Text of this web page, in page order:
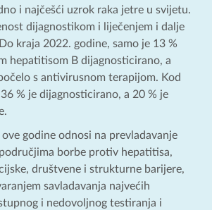
i najčešći uzrok raka jetre u svijetu.
dijagnostikom i liječenjem i dalje
kraja 2022. godine, samo je 13 %
hepatitisom B dijagnosticirano, a
s antivirusnom terapijom. Kod
% je dijagnosticirano, a 20 % je
ove godine odnosi na prevladavanje
borbe protiv hepatitisa,
društvene i strukturne barijere,
savladavanja najvećih
i nedovoljnog testiranja i